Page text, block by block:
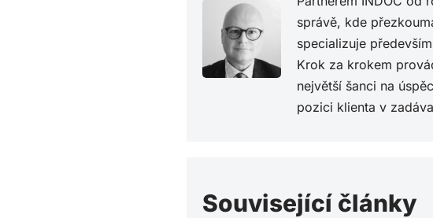
správě, kde
specializuje
Krok za krokem
největší šanci na
pozici klienta v
Související články